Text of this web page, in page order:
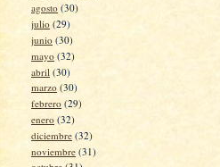
agosto (30)
julio (29)
junio (30)
mayo (32)
abril (30)
marzo (30)
febrero (29)
enero (32)
diciembre (32)
noviembre (31)